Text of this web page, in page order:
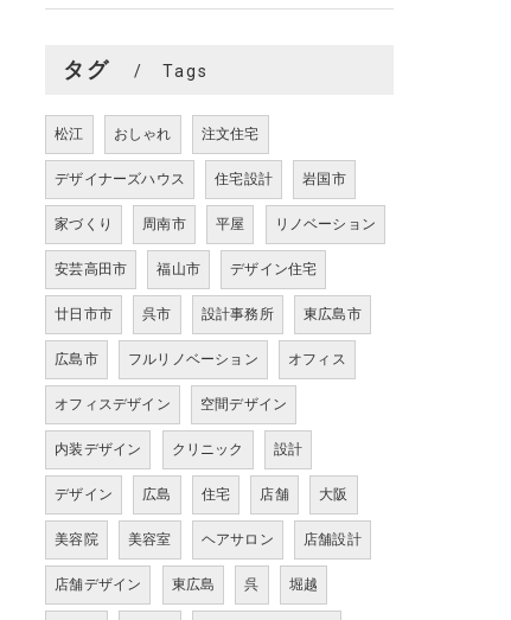
タグ Tags
松江 おしゃれ 注文住宅
デザイナーズハウス 住宅設計 岩国市
家づくり 周南市 平屋 リノベーション
安芸高田市 福山市 デザイン住宅
廿日市市 呉市 設計事務所 東広島市
広島市 フルリノベーション オフィス
オフィスデザイン 空間デザイン
内装デザイン クリニック 設計
デザイン 広島 住宅 店舗 大阪
美容院 美容室 ヘアサロン 店舗設計
店舗デザイン 東広島 呉 堀越